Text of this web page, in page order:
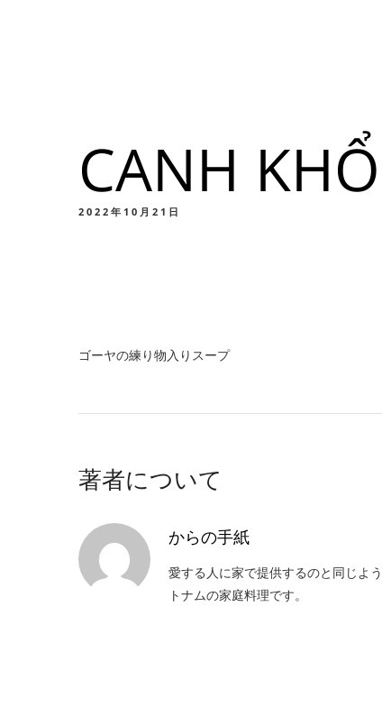
カスタム
メニ
カスタム
CANH
2022年10月21日
ゴーヤの練り物入りスープ
著者について
からの手紙
愛する人に家で提供するのと同じよ
トナムの家庭料理です。